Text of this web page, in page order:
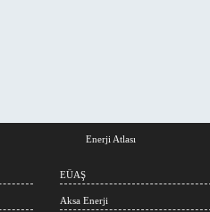
Enerji Atlası
EÜAŞ
Aksa Enerji